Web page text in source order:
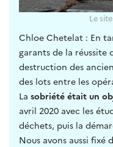
Le
Chloe Chetelat : En
garants de la réussite
destruction des
des lots entre les
La sobriété était un
avril 2020 avec les
déchets, puis la
Nous avons aussi fixé